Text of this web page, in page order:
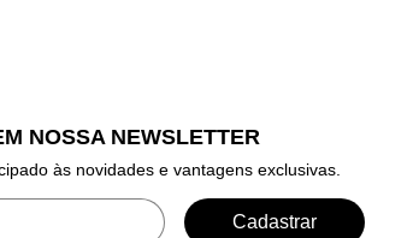
NOSSA NEWSLETTER
às novidades e vantagens exclusivas.